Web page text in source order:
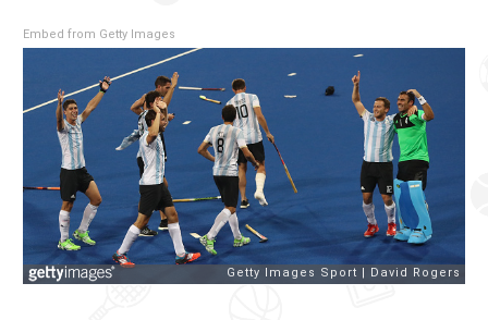
Embed from Getty Images